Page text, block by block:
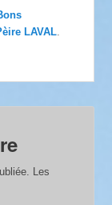
LAVAL.
Les